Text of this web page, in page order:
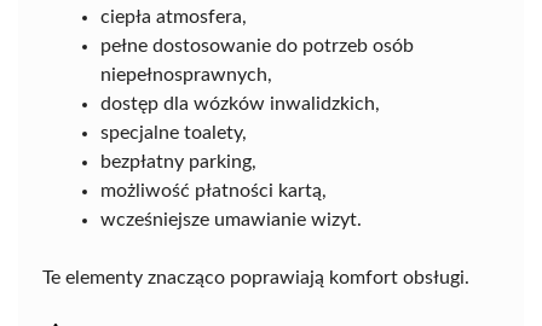
ciepła atmosfera,
pełne dostosowanie do potrzeb osób
niepełnosprawnych,
dostęp dla wózków inwalidzkich,
specjalne toalety,
bezpłatny parking,
możliwość płatności kartą,
wcześniejsze umawianie wizyt.
Te elementy znacząco poprawiają komfort obsługi.